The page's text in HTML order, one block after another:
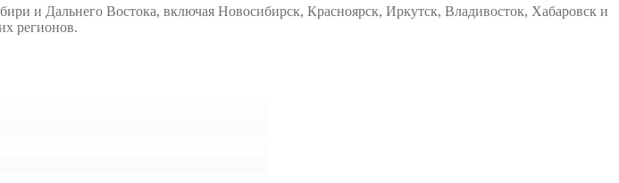
и Дальнего Востока, включая Новосибирск, Красноярск, Иркутск, Владивосток, Хабаровск и
регионов.